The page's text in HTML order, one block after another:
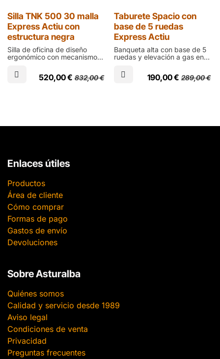
Express
Silla TNK 500 30 malla
Express Actiu con
estructura negra
Silla de oficina de diseño
ergonómico con mecanismo
marco del respaldo en
aluminio negro, asiento de
520,00€ 832,00€
Express
Taburete Spacio con
base de 5 ruedas
Express Actiu
Banqueta alta con base de 5
ruedas y elevación a gas en
diseño atemporañ, carcasa de
polipropileno y fibra de vidrio
190,00€ 289,00€
Enlaces útiles
Productos
Área de cliente
Cómo comprar
Formas de pago
Gastos de envío
Devoluciones
Sobre Asturalba
Quiénes somos
Calidad y servicio desde 1989
Aviso legal
Condiciones de venta
Privacidad
Preguntas frecuentes